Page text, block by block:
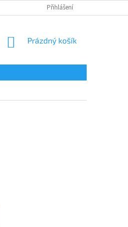
Přihlášení
NÁKUPNÍ
Prázdný košík